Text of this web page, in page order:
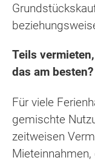
Teils
das am besten?
Für viele
gemischte
zeitweisen